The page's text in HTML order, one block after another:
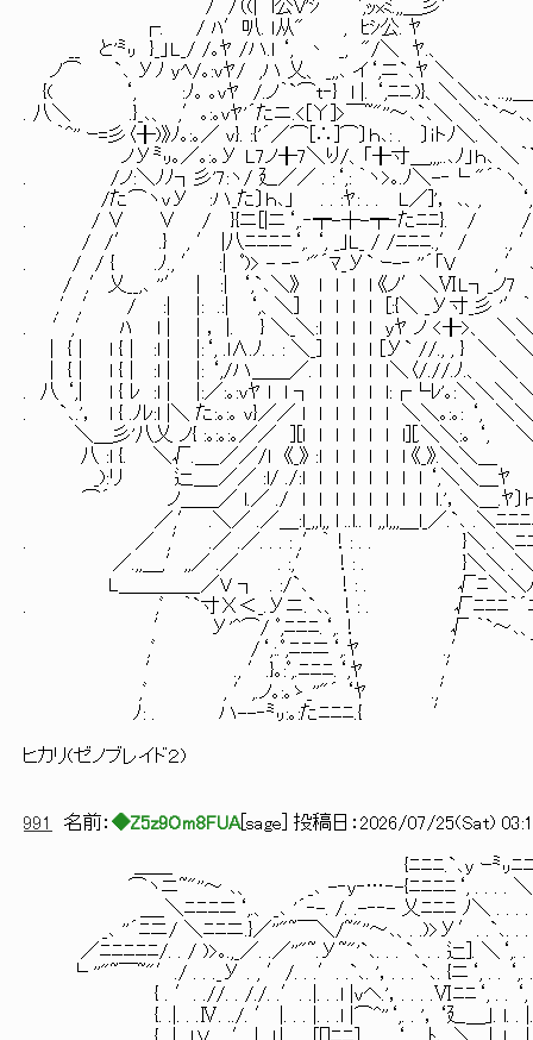
/ /（(| l公V'ｼ ｀`,ｯxﾐ.,,＿彡′ ｰ
┌. / ﾊ′叭. ｌ从" , ﾋｼ公. ﾔ
__ と'㍉ }_」L_/ /｡ﾔ /ハ.l ‘, 丶 _, "/＼
ノ⌒ `､ Уﾉ yﾍ/｡:vﾔ/ ,ハ 乂、 _,,､ イ‘,ニ`､ﾔ
{( ‘, :ﾉ｡ ｡vﾔ /.ノ｀`⌒t‐} l |. ‘,ﾆﾆ.)}、＼＼､、..,,＿
. 八＼ .}_､、 ,′｡:｡vﾔ'´たニ.<[Υ]>￣~"''～､`､＼ ＼.｀`～､
｀^'' ｰ=彡〈╂)》ﾉ｡:｡／ v}. :{'´／⌒[∴]⌒〕ｈ､: . 〕ｉトﾉ＼.＼
ノУ㍉｡／｡:｡У L7ノ╂7＼り/、「╂寸＿,,,..､ﾉ」ｈ､ ＼｀`～
. /ノ:＼ﾉﾉ┐彡'7:ヽ/ 廴／／ . :‘,: ｀ヽ>｡.ﾉ＼-‐└ "´｀ヽ、
/た⌒ヽvУ :ハ_た〕ｈ､」 . . :ﾔ: . . L／]'， ､、, ‘,｀` ＼
. / ∨ ∨ / }{ニ[|ニ‘,.‐┯-┼-┯‐たﾆﾆ}. / / ＼ ＼
/ /′ .} , ′ |八ﾆﾆﾆﾆ‘,. ‘, _｣L_ / /ﾆﾆﾆ.,′/ ., ′｀`～
. / / { .ﾉ., ′ :| ﾟ)> - -‐ '"´ﾏ_У` ｰ-‐ ''´「V , ′ ､
/ ,′乂__,､ ''′ | :| ‘,`､＼》 l l l l 《ノ′＼ⅥL┐_ノ7
,′,′ / :| |: .:| ‘,、＼] l l l l [:{＼ _У寸_彡 '′｀`～
. ′,′ ﾊ l | | ， |. } ＼_＼:l l l l yﾔ ノ <╂>、 ＼＼ ＼.
| { | l { | :l | |:‘, .l∧.ﾉ. . : ＼_] l l ｌ [У` //., , } ＼
| { | l { | :l | |: ‘,/ハ＿＿／. l l l l ｌ＼〈/.//.ﾉ.、 ＼
. 八 ‘,| l { ﾚ :l | |:／:｡:vﾔ l l ┐ l l l l l:┌└ﾚ'｡:＼＼
. `､.'， l { .ﾉﾚ:l |＼ た:｡:｡ v}／／ l l l l l l ＼＼｡:｡: ‘,
＼＿彡'八乂 ノ{ :｡:｡:｡／／ ][l l l l l l l][.＼＼:｡
八 :l {. ＼√.＿_／／/l 《_》 :l l l l l l 《_》.＼＼
_):リ 辷＿_／／ :l/ ./:l l l l l l l l ‘,＼＼＿ﾔ
⌒´ ノ＿＿／ l.／ ./ l l l l l l l l ｌ.'，＼＿.ﾔ
／,′ .＼／ .／＿:l_,,l,, l ..l.. l ,,l,,,＿l_／.`､ .＼ﾆﾆ
. ／ ,′ .／ .／. . . : ,′｀！: . . }＼ .＼ﾆﾆﾆﾆニ
／.,,＿,′,,／ .／ . :,′ ！: . }＼＼ .＼ ＿_ノ
L＿＿＿＿_／V ┐ . :/`､ ！: . √ﾆ＼＼ﾉ 、｡:｡:
. ,ﾞ ｀`寸Χ＜_.Уニ.`､、！: . √ﾆﾆﾆ｀´ニ}｡:｡
′ У'^⌒/ ﾟ,ﾆﾆﾆ.‘,.！ √ ｀`～､、ノ／ﾆニ
,ﾞ /‘,:.ﾟ,ﾆﾆニ‘,.ﾔ .,′ ｀`～､、ﾆﾆﾆﾆ
′ ., ′.}｡:ﾟ,.ﾆﾆﾆ.‘,ﾔ ,′ ｀`～､
,ﾞ , ′,.ノ｡:｡ゝ_''"´ ‘ﾔ .,′ ｀`～､
ﾉ: . ハ--‐㍉:｡:たﾆﾆﾆ.{ ′ 〕
ヒカリ(ゼノブレイド２)
991 名前： ◆Z5z9Om8FUA[ sage ] 投稿日： 2026/07/25(Sat)
＿＿ {ﾆﾆﾆ.`､y ｰ㍉ﾆﾆﾆ
⌒ヽニ~"''～ ､、 _､ -‐y‐…‐-{ﾆﾆﾆﾆ‘, . . . . ＼
＿_＼ﾆﾆﾆニ‘,.、 _､ '´‐-. /. .-‐‐- 乂ﾆﾆﾆ ﾉ＼ . . . . '
_､ ''´ﾆニ/ ＼ﾆﾆニ.}／''"~￣＼/~"''～､、. .)>У′. .`､. . .
／ﾆﾆﾆﾆﾆ/. . / )>｡.,_／. .／''"~.У~"'`､. . . `､ . . 辷]. ＼‘,. .
└ ''"~￣~"′./ . . ._У . , ′/. . .′. .`､. '，. . . `､. {ニ‘, . . ‘,. .
{ . ′. .//. . /./. .′. .|. . .l |vヘ.'，. . . .Ⅵﾆﾆ‘, . . ‘, .
{. .|. . .Ⅳ. ../. ′ |. . . |. . .l |⌒^''‘,. . '，‘廴＿｣. l. . |.